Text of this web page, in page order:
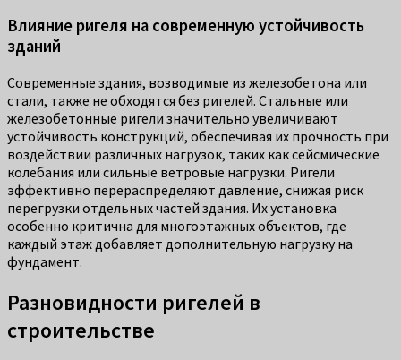
Влияние ригеля на современную устойчивость
зданий
Современные здания, возводимые из железобетона или
стали, также не обходятся без ригелей. Стальные или
железобетонные ригели значительно увеличивают
устойчивость конструкций, обеспечивая их прочность при
воздействии различных нагрузок, таких как сейсмические
колебания или сильные ветровые нагрузки. Ригели
эффективно перераспределяют давление, снижая риск
перегрузки отдельных частей здания. Их установка
особенно критична для многоэтажных объектов, где
каждый этаж добавляет дополнительную нагрузку на
фундамент.
Разновидности ригелей в
строительстве